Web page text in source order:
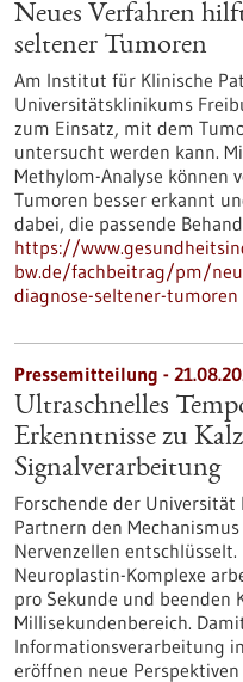
Neues Verfahren
seltener Tumoren
Am Institut für Klinische
Universitätsklinikums
zum Einsatz, mit dem
untersucht werden kann.
Methylom-Analyse können
Tumoren besser erkannt
dabei, die passende
https://
bw.de/fachbeitrag/pm/
diagnose-seltener-tumoren
Pressemitteilung -
Ultraschnelles
Erkenntnisse zu
Signalverarbeitung
Forschende der
Partnern den
Nervenzellen entschlüsselt.
Neuroplastin-Komplexe
pro Sekunde und beenden
Millisekundenbereich.
Informationsverarbeitung
eröffnen neue